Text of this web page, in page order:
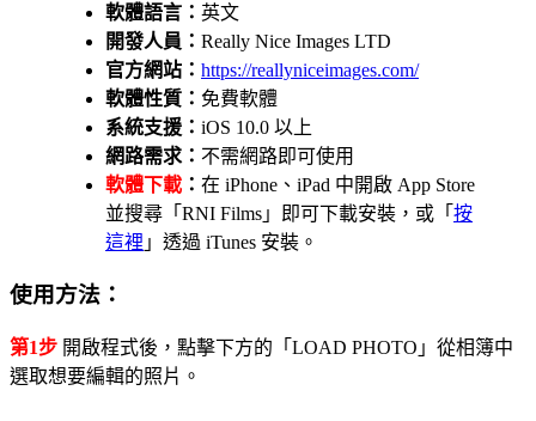
軟體語言： 英文
開發人員： Really Nice Images LTD
官方網站： https://reallyniceimages.com/
軟體性質： 免費軟體
系統支援： iOS 10.0 以上
網路需求： 不需網路即可使用
軟體下載 ： 在 iPhone、iPad 中開啟 App Store
並搜尋「RNI Films」即可下載安裝，或「 按
這裡 」透過 iTunes 安裝。
使用方法：
第1步 開啟程式後，點擊下方的「LOAD PHOTO」從相簿中
選取想要編輯的照片。